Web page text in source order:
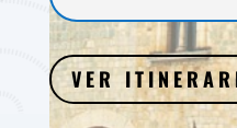
VER